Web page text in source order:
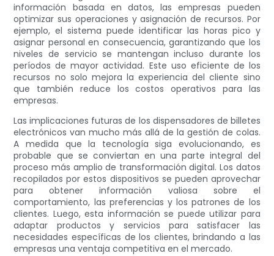
información basada en datos, las empresas pueden
optimizar sus operaciones y asignación de recursos. Por
ejemplo, el sistema puede identificar las horas pico y
asignar personal en consecuencia, garantizando que los
niveles de servicio se mantengan incluso durante los
períodos de mayor actividad. Este uso eficiente de los
recursos no solo mejora la experiencia del cliente sino
que también reduce los costos operativos para las
empresas.
Las implicaciones futuras de los dispensadores de billetes
electrónicos van mucho más allá de la gestión de colas.
A medida que la tecnología siga evolucionando, es
probable que se conviertan en una parte integral del
proceso más amplio de transformación digital. Los datos
recopilados por estos dispositivos se pueden aprovechar
para obtener información valiosa sobre el
comportamiento, las preferencias y los patrones de los
clientes. Luego, esta información se puede utilizar para
adaptar productos y servicios para satisfacer las
necesidades específicas de los clientes, brindando a las
empresas una ventaja competitiva en el mercado.